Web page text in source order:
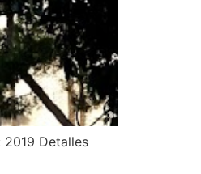
Detalles